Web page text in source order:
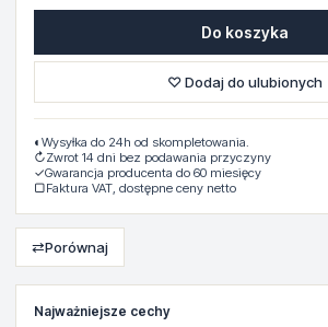
Najważniejsze cechy
Do koszyka
♡ Dodaj do ulubionych
◐ Wysyłka do 24h od skompletowania.
↻Zwrot 14 dni bez podawania przyczyny
✓Gwarancja producenta do 60 miesięcy
▢Faktura VAT, dostępne ceny netto
⇄Porównaj